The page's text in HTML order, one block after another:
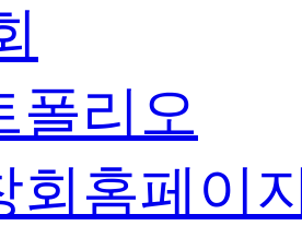
폴리오
회홈페이